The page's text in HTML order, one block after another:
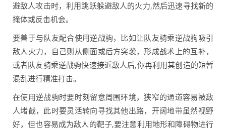
避敌人攻击时，利用跳跃躲避敌人的火力,然后迅速寻找新的
掩体或反击机会。
要善于与队友配合使用逆战驹，比如让队友骑乘逆战驹吸引
敌人火力，自己则从侧面或后方突袭，形成战术上的互补，
或者队友骑乘逆战驹快速接近敌人后,你再利用其创造的短暂
混乱进行精准打击。
在使用逆战驹时要时刻留意周围环境，狭窄的通道容易被敌
人堵截，此时要灵活转向寻找其他出路，开阔地带虽然视野
好，但也容易成为敌人的靶子,要注意利用地形和障碍物进行